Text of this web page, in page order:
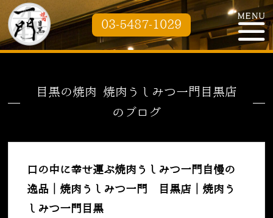
03-5487-1029
目黒の焼肉 焼肉うしみつ一門目黒店
のブログ
口の中に幸せ運ぶ焼肉うしみつ一門自慢の
逸品｜焼肉うしみつ一門 目黒店｜焼肉う
しみつ一門目黒